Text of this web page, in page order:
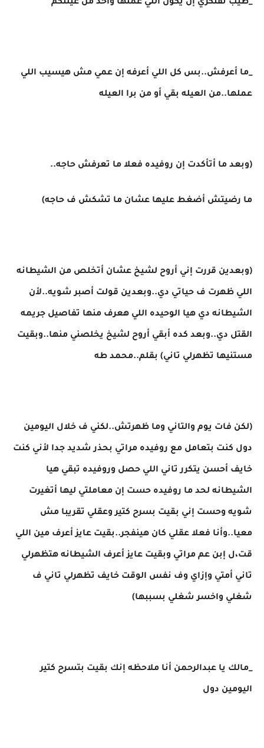
_طيب تفتكري إن يكون اللي عملها واحد من عيلتكم
_ما أعرفش..بس كل اللي أعرفه إن عمي مش هيسيب اللي
عملها..من العيله بقي أو من برا العيله
(وبعد ما أتأكدت إن روفيده فعلا ما تعرفش حاجه..
ما رضيتش أضغط عليها عشان ما تشكش ف حاجه)
(وبعدين قررت إني أروح لشيخ عشان أتخلص من الشيطانه
اللي ظهرت ف حياتي دي..وبعدين قولت أصبر شويه..لأن
الشيطانه دي هيا الوحيده اللي هعرف منها تفاصيل جريمه
القتل دي..وبعد كده أبقي أروح لشيخ يخلصني منها..وبقيت
مستنيها تظهرلي تاني) بقلم..محمد طه
(لكن فات يوم والتاني وما ظهرتش..لكني ف خلال اليومين
دول كنت بتعامل مع روفيده مراتي بحذر شديد جدا لأني كنت
خايف أحسن يتكرر تاني اللي حصل وروفيده تبقي هيا
الشيطانه لحد ما روفيده حست إن معاملتي ليها أتغيرت
شويه وحست إني بقيت بسرح كتير وعقلي تقريبا مش
معيا..وأنا فعلا عقلي كان هينفجر..بقيت عايز أعرف مين اللي
قت،ل إبن عم مراتي وبقيت عايز أعرف الشيطانه هتظهرلي
تاني أمتي وإزاي وف نفس الوقت خايف تظهرلي تاني ف
شغلي واخسر شغلي بسببها)
_مالك يا عبدالرحمن أنا ملاحظه إنك بقيت بتسرح كتير
اليومين دول